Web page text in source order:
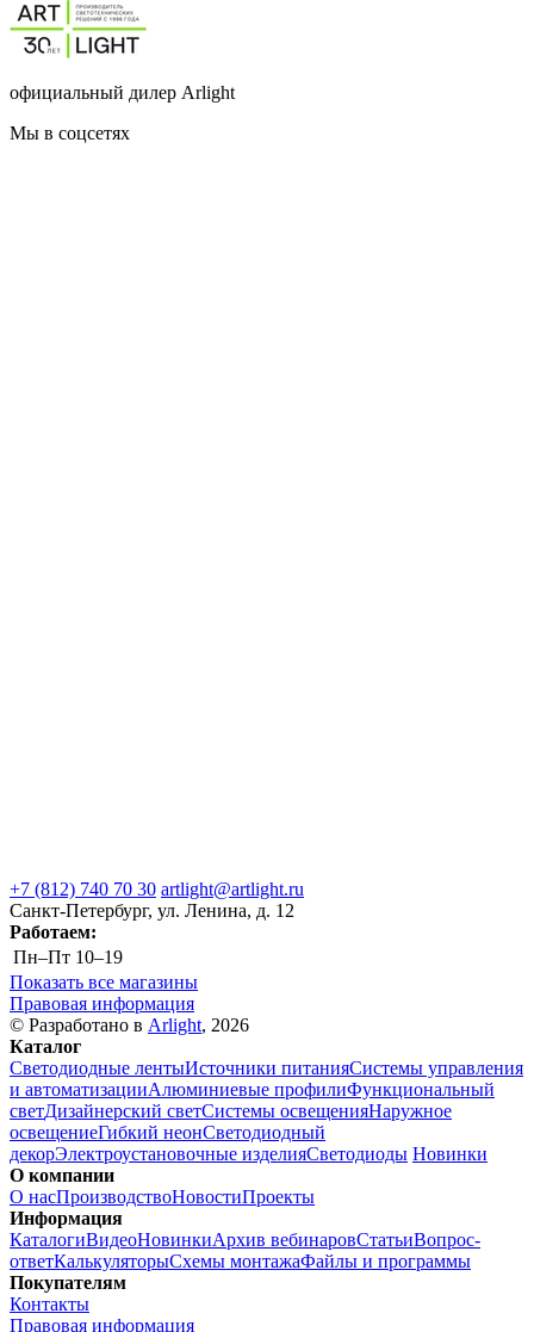
официальный дилер Arlight
Мы в соцсетях
+7 (812) 740 70 30 artlight@artlight.ru
Санкт-Петербург, ул. Ленина, д. 12
Работаем:
Пн–Пт 10–19
Показать все магазины
Правовая информация
© Разработано в Arlight, 2026
Каталог
Светодиодные лентыИсточники питанияСистемы управления
и автоматизацииАлюминиевые профилиФункциональный
светДизайнерский светСистемы освещенияНаружное
освещениеГибкий неонСветодиодный
декорЭлектроустановочные изделияСветодиоды Новинки
О компании
О насПроизводствоНовостиПроекты
Информация
КаталогиВидеоНовинкиАрхив вебинаровСтатьиВопрос-
ответКалькуляторыСхемы монтажаФайлы и программы
Покупателям
Контакты
Правовая информация